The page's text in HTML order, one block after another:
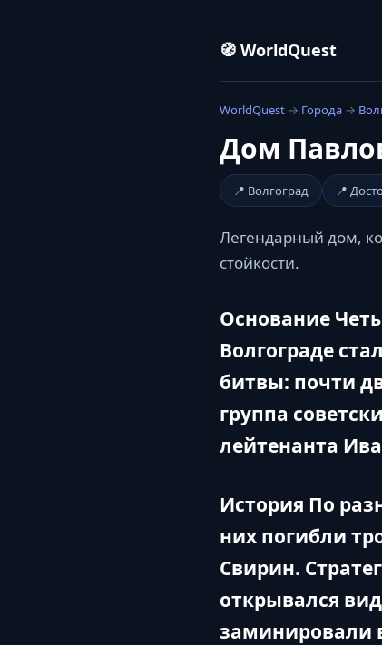
🧭 WorldQuest
WorldQuest → Города →
Дом
📍 Волгоград 📍
Легендарный дом,
стойкости.
Основание
Волгограде
битвы: почти
группа
лейтенанта
История По
них погибли
Свирин.
открывался
заминировали